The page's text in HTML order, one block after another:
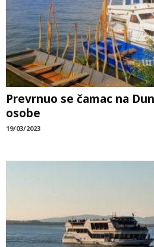
Prevrnuo se čamac na
osobe
19/03/2023